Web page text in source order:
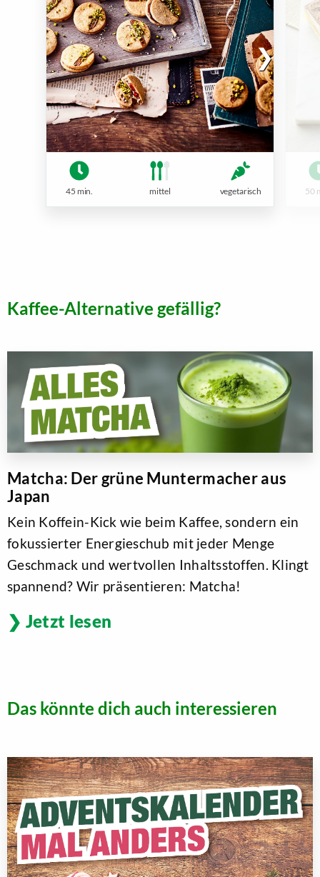
45 min. mittel vegetarisch 50
Kaffee-Alternative gefällig?
Matcha: Der grüne Muntermacher aus
Japan
Kein Koffein-Kick wie beim Kaffee, sondern ein
fokussierter Energieschub mit jeder Menge
Geschmack und wertvollen Inhaltsstoffen. Klingt
spannend? Wir präsentieren: Matcha!
Jetzt lesen
Das könnte dich auch interessieren